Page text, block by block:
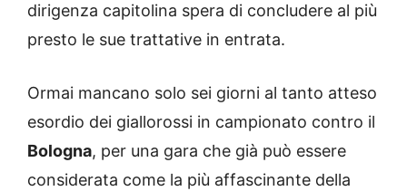
dirigenza capitolina spera di concludere al più
presto le sue trattative in entrata.
Ormai mancano solo sei giorni al tanto atteso
esordio dei giallorossi in campionato contro il
Bologna, per una gara che già può essere
considerata come la più affascinante della